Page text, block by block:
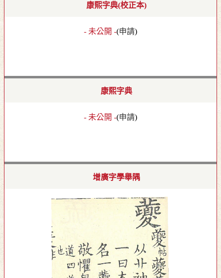
康熙字典(校正本)
- 未公開 -(申請)
康熙字典
- 未公開 -(申請)
增廣字學舉隅